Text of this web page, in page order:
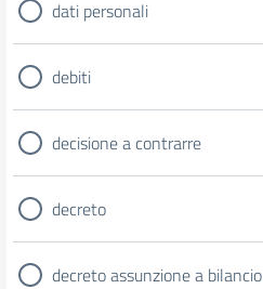
dati personali
debiti
decisione a contrarre
decreto
decreto assunzione a bilancio